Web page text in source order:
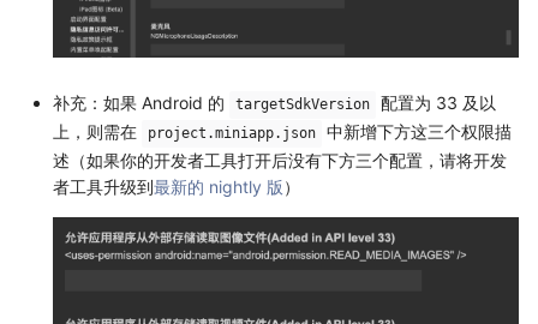
补充：如果 Android 的 targetSdkVersion
配置为 33 及以
上，则需在
project.miniapp.json
中新增下方这三个权限描
述（如果你的开发者工具打开后没有下方三个配置，请将开发
者工具升级到最新的 nightly 版）